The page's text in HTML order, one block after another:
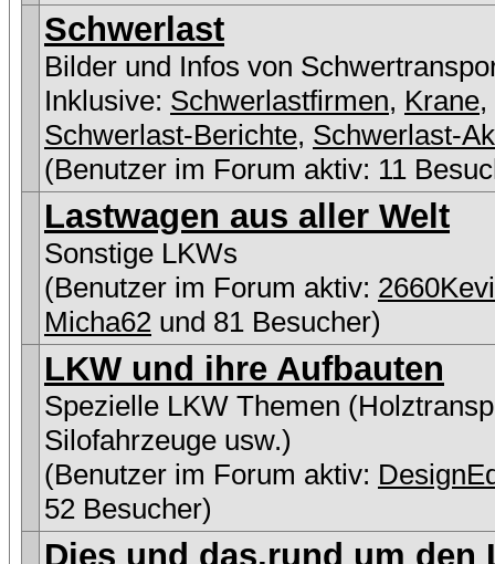
Schwerlast
Bilder und Infos von
Inklusive: Schwerlastfirmen, Krane,
Schwerlast-Berichte, Schwerlast-
(Benutzer im Forum aktiv: 11
Lastwagen aus aller Welt
Sonstige LKWs
(Benutzer im Forum aktiv:
Micha62 und 81 Besucher)
LKW und ihre Aufbauten
Spezielle LKW Themen
Silofahrzeuge usw.)
(Benutzer im Forum aktiv:
52 Besucher)
Dies und das,rund um den